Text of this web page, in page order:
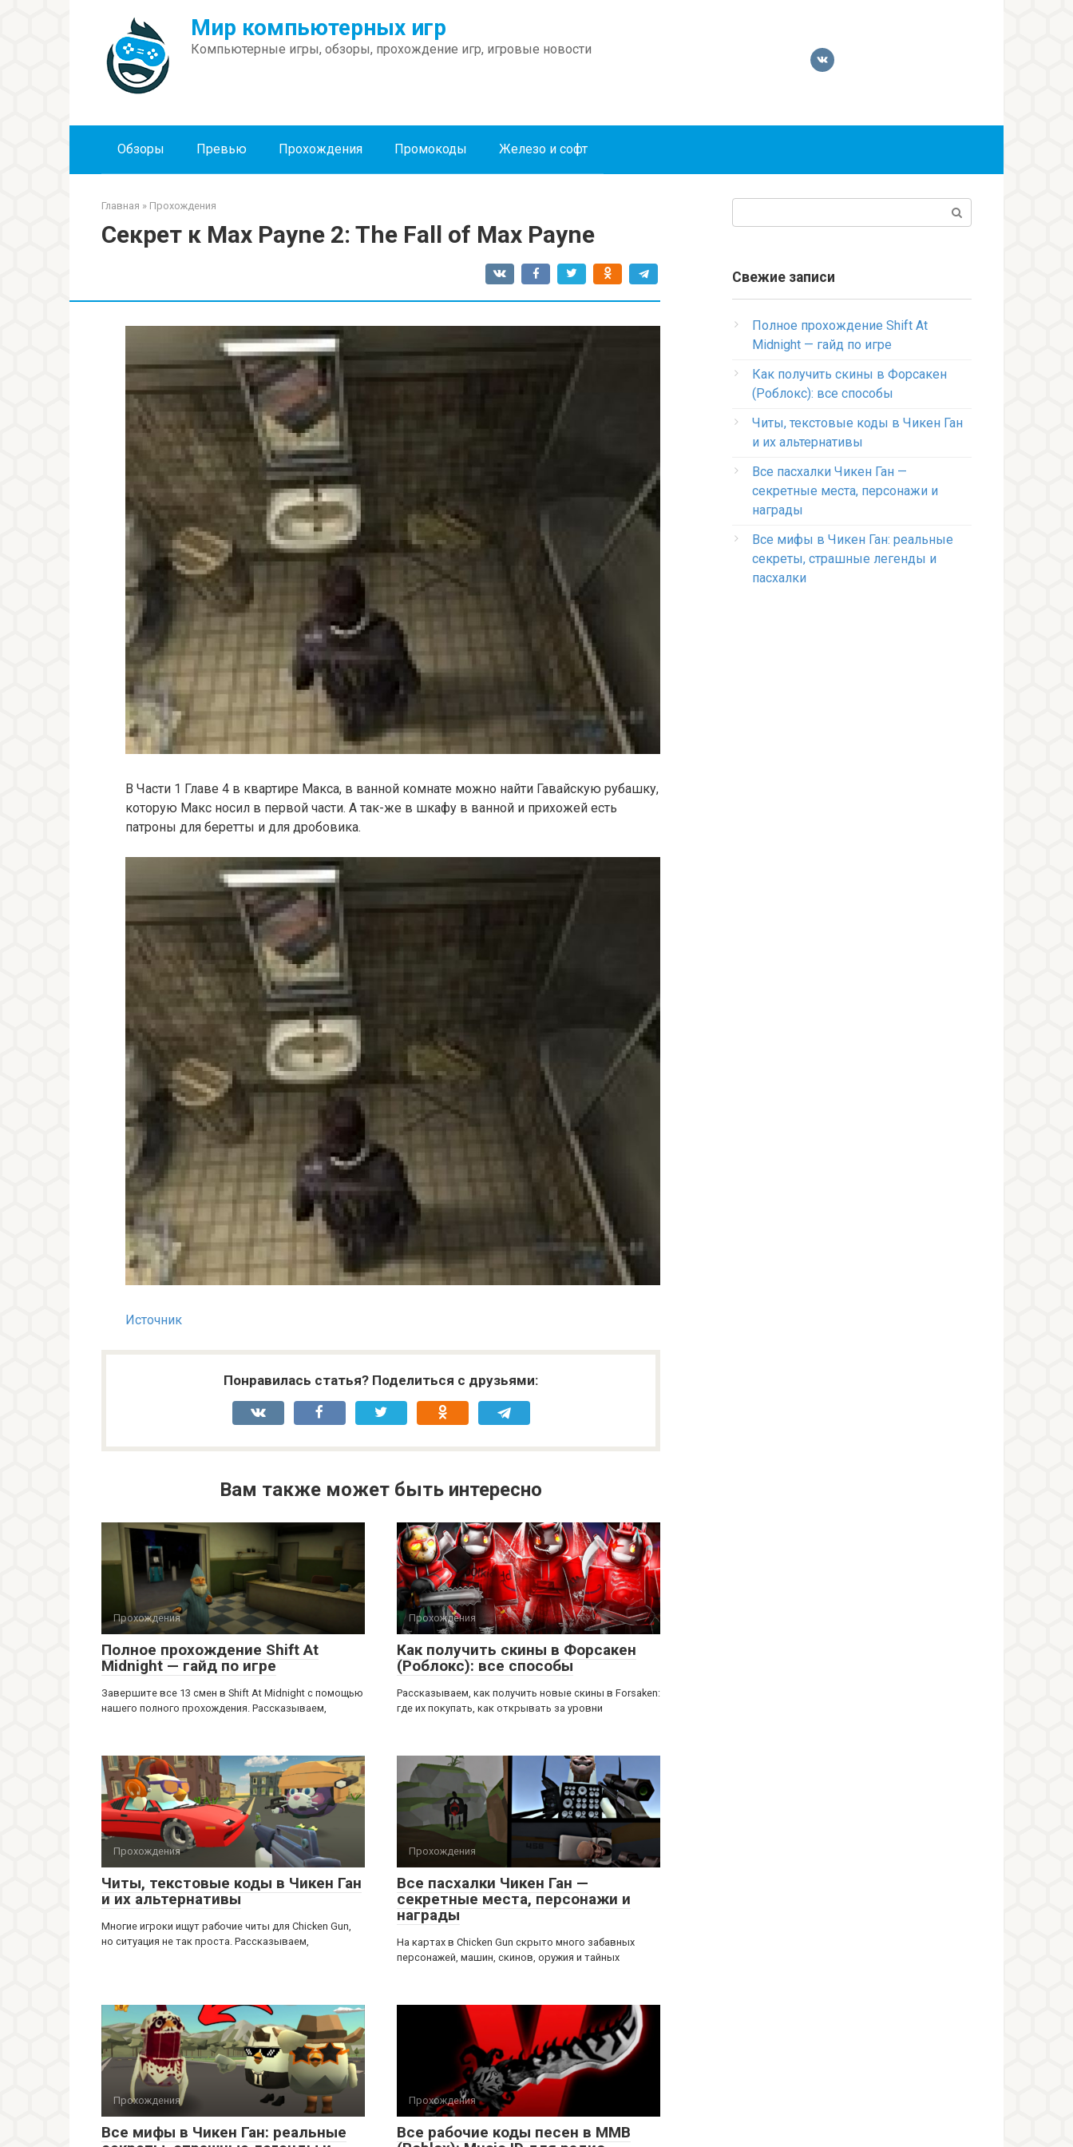
Мир компьютерных игр
Компьютерные игры, обзоры, прохождение игр, игровые новости
Обзоры Превью Прохождения Промокоды Железо и софт
Главная » Прохождения
Секрет к Max Payne 2: The Fall of Max Payne
В Части 1 Главе 4 в квартире Макса, в ванной комнате можно найти Гавайскую рубашку,
которую Макс носил в первой части. А так-же в шкафу в ванной и прихожей есть
патроны для беретты и для дробовика.
Источник
Понравилась статья? Поделиться с друзьями:
Вам также может быть интересно
Прохождения
Полное прохождение Shift At
Midnight — гайд по игре
Завершите все 13 смен в Shift At Midnight с помощью
нашего полного прохождения. Рассказываем,
Прохождения
Как получить скины в Форсакен
(Роблокс): все способы
Рассказываем, как получить новые скины в Forsaken:
где их покупать, как открывать за уровни
Прохождения
Читы, текстовые коды в Чикен Ган
и их альтернативы
Многие игроки ищут рабочие читы для Chicken Gun,
но ситуация не так проста. Рассказываем,
Прохождения
Все пасхалки Чикен Ган —
секретные места, персонажи и
награды
На картах в Chicken Gun скрыто много забавных
персонажей, машин, скинов, оружия и тайных
Прохождения
Все мифы в Чикен Ган: реальные
Прохождения
Все рабочие коды песен в ММВ
Свежие записи
Полное прохождение Shift At
Midnight — гайд по игре
Как получить скины в Форсакен
(Роблокс): все способы
Читы, текстовые коды в Чикен Ган
и их альтернативы
Все пасхалки Чикен Ган —
секретные места, персонажи и
награды
Все мифы в Чикен Ган: реальные
секреты, страшные легенды и
пасхалки